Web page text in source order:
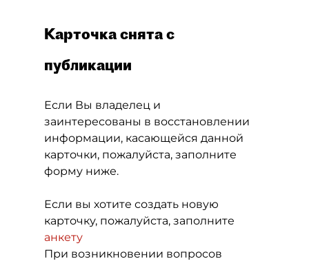
Карточка снята с
публикации
Если Вы владелец и
заинтересованы в восстановлении
информации, касающейся данной
карточки, пожалуйста, заполните
форму ниже.
Если вы хотите создать новую
карточку, пожалуйста, заполните
анкету
При возникновении вопросов